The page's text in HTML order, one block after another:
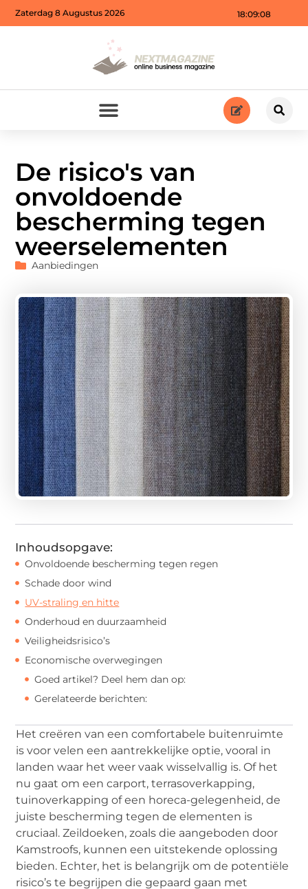
18:09:10
Zaterdag 8 Augustus 2026
De risico's van
onvoldoende
bescherming tegen
weerselementen
Aanbiedingen
Inhoudsopgave:
Onvoldoende bescherming tegen regen
Schade door wind
UV-straling en hitte
Onderhoud en duurzaamheid
Veiligheidsrisico’s
Economische overwegingen
Goed artikel? Deel hem dan op:
Gerelateerde berichten:
Het creëren van een comfortabele buitenruimte
is voor velen een aantrekkelijke optie, vooral in
landen waar het weer vaak wisselvallig is. Of het
nu gaat om een carport, terrasoverkapping,
tuinoverkapping of een horeca-gelegenheid, de
juiste bescherming tegen de elementen is
cruciaal. Zeildoeken, zoals die aangeboden door
Kamstroofs, kunnen een uitstekende oplossing
bieden. Echter, het is belangrijk om de potentiële
risico’s te begrijpen die gepaard gaan met